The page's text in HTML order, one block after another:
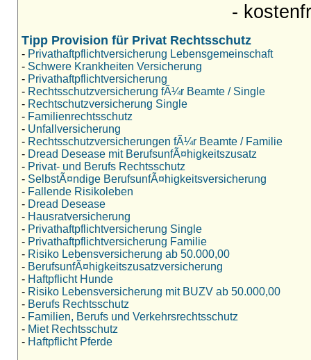
-
Tipp Provision für Privat Rechtsschutz
- Privathaftpflichtversicherung Lebensgemeinschaft
- Schwere Krankheiten Versicherung
- Privathaftpflichtversicherung
- Rechtsschutzversicherung fÃ¼r Beamte / Single
- Rechtschutzversicherung Single
- Familienrechtsschutz
- Unfallversicherung
- Rechtsschutzversicherungen fÃ¼r Beamte / Familie
- Dread Desease mit BerufsunfÃ¤higkeitszusatz
- Privat- und Berufs Rechtsschutz
- SelbstÃ¤ndige BerufsunfÃ¤higkeitsversicherung
- Fallende Risikoleben
- Dread Desease
- Hausratversicherung
- Privathaftpflichtversicherung Single
- Privathaftpflichtversicherung Familie
- Risiko Lebensversicherung ab 50.000,00
- BerufsunfÃ¤higkeitszusatzversicherung
- Haftpflicht Hunde
- Risiko Lebensversicherung mit BUZV ab 50.000,00
- Berufs Rechtsschutz
- Familien, Berufs und Verkehrsrechtsschutz
- Miet Rechtsschutz
- Haftpflicht Pferde